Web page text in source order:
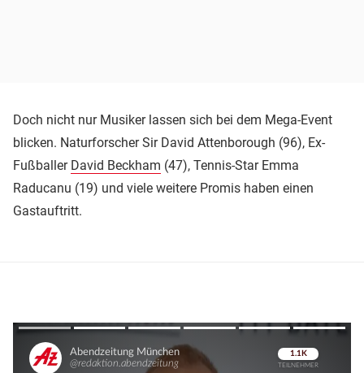
Doch nicht nur Musiker lassen sich bei dem Mega-Event
blicken. Naturforscher Sir David Attenborough (96), Ex-
Fußballer David Beckham (47), Tennis-Star Emma
Raducanu (19) und viele weitere Promis haben einen
Gastauftritt.